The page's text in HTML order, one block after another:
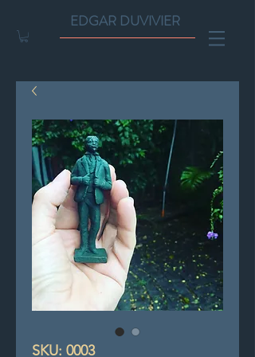
EDGAR DUVIVIER
SKU: 0003